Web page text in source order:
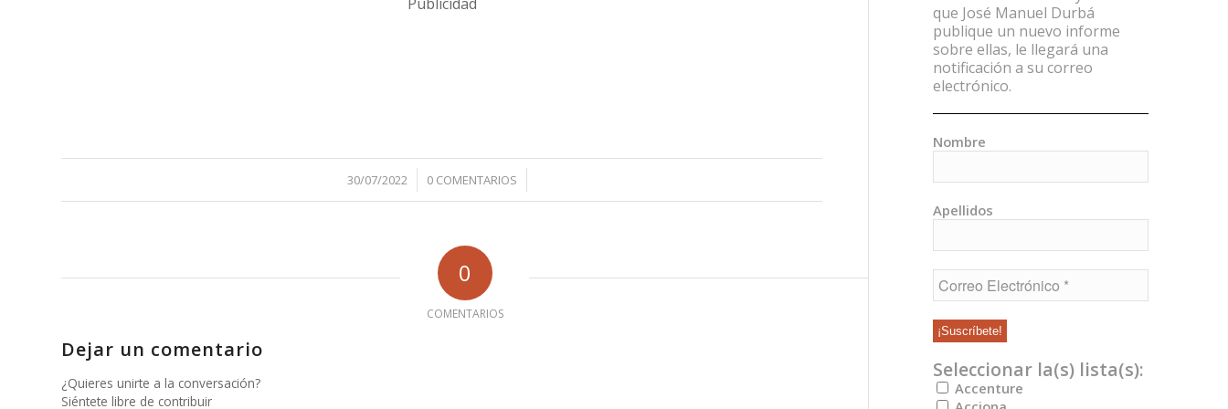
30/07/2022
/ 0 COMENTARIOS
/
0
COMENTARIOS
Dejar un comentario
¿Quieres unirte a la conversación?
Siéntete libre de contribuir
que José Manuel Durbá
publique un nuevo informe
sobre ellas, le llegará una
notificación a su correo
electrónico.
Nombre
Apellidos
Seleccionar la(s) lista(s):
Accenture